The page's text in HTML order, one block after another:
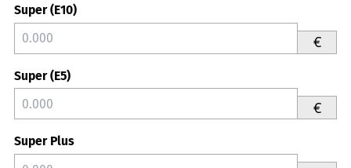
Super (E10)
€
Super (E5)
€
Super Plus